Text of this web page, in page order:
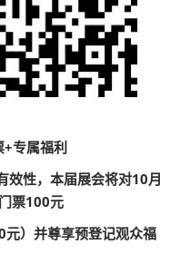
专属福利
效性，本届展会将对10月
票100元
）并尊享预登记观众福